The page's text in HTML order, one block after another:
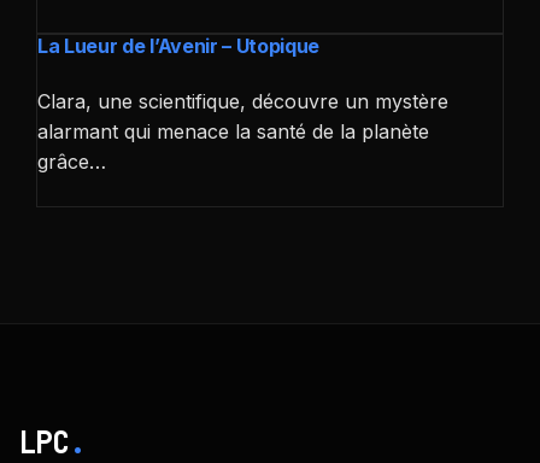
La Lueur de l’Avenir – Utopique
Clara, une scientifique, découvre un mystère
alarmant qui menace la santé de la planète
grâce…
LPC.